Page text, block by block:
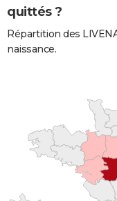
quittés ?
Répartition des
naissance.